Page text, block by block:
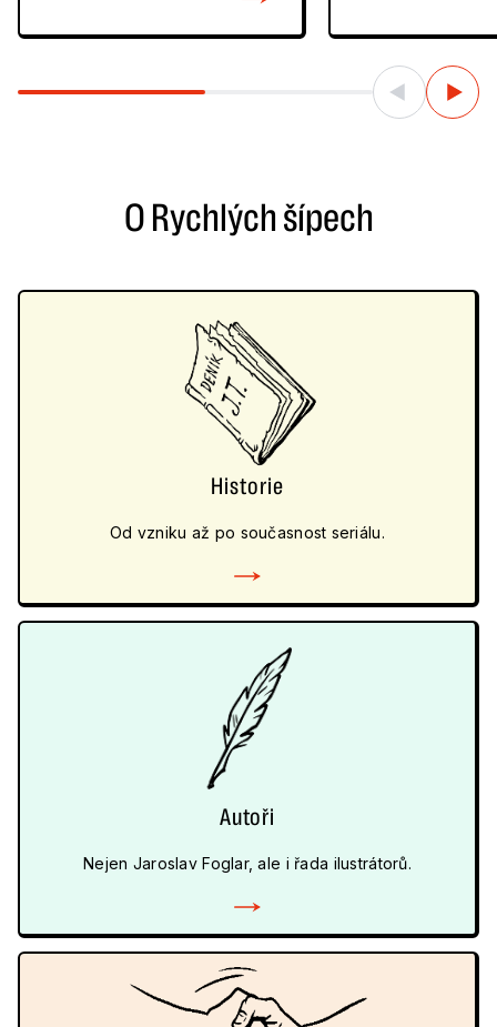
O Rychlých šípech
Historie
Od vzniku až po současnost seriálu.
Autoři
Nejen Jaroslav Foglar, ale i řada ilustrátorů.